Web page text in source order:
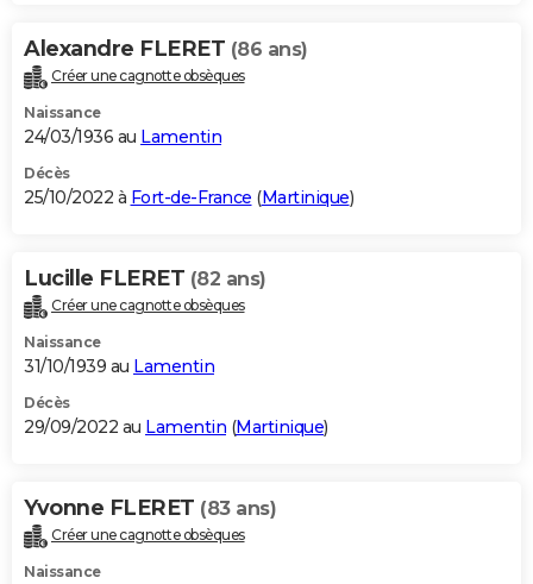
Alexandre FLERET (86 ans)
Créer une cagnotte obsèques
Naissance
24/03/1936 au Lamentin
Décès
25/10/2022 à Fort-de-France (Martinique)
Lucille FLERET (82 ans)
Créer une cagnotte obsèques
Naissance
31/10/1939 au Lamentin
Décès
29/09/2022 au Lamentin (Martinique)
Yvonne FLERET (83 ans)
Créer une cagnotte obsèques
Naissance